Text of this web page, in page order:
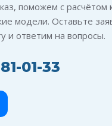
поможем с расчётом
модели. Оставьте
и ответим на вопросы.
01-33